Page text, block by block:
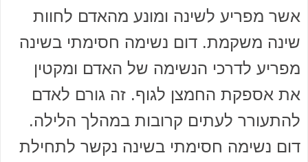
אשר מפריע לשינה ומונע מהאדם לחוות
שינה משקמת. דום נשימה חסימתי בשינה
מפריע לדרכי הנשימה של האדם ומקטין
את אספקת החמצן לגוף. זה גורם לאדם
להתעורר לעתים קרובות במהלך הלילה.
דום נשימה חסימתי בשינה נקשר לתחילת